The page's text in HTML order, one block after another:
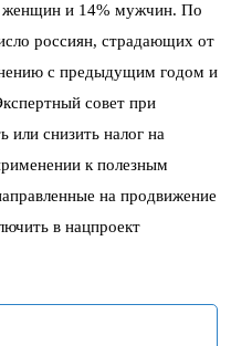
женщин и 14% мужчин. По
россиян, страдающих от
с предыдущим годом и
совет при
или снизить налог на
к полезным
на продвижение
в нацпроект